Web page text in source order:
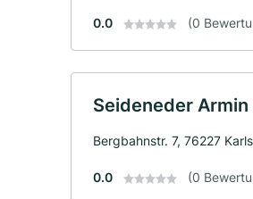
0.0 (0
Seideneder
Bergbahnstr. 7, 76227
0.0 (0